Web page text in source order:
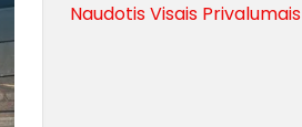
Naudotis Visais Privalumais